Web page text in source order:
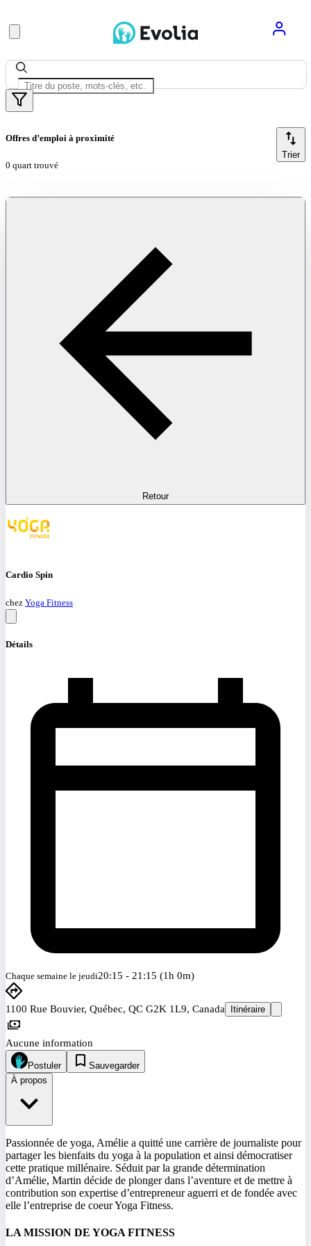
Offres d’emploi à proximité
0 quart trouvé
Trier
Retour
Cardio Spin
chez Yoga Fitness
Détails
Chaque semaine le jeudi20:15 - 21:15 (1h 0m)
1100 Rue Bouvier, Québec, QC G2K 1L9, Canada Itinéraire
Aucune information
Postuler
Sauvegarder
À propos
Passionnée de yoga, Amélie a quitté une carrière de journaliste pour
partager les bienfaits du yoga à la population et ainsi démocratiser
cette pratique millénaire. Séduit par la grande détermination
d’Amélie, Martin décide de plonger dans l’aventure et de mettre à
contribution son expertise d’entrepreneur aguerri et de fondée avec
elle l’entreprise de coeur Yoga Fitness.
LA MISSION DE YOGA FITNESS